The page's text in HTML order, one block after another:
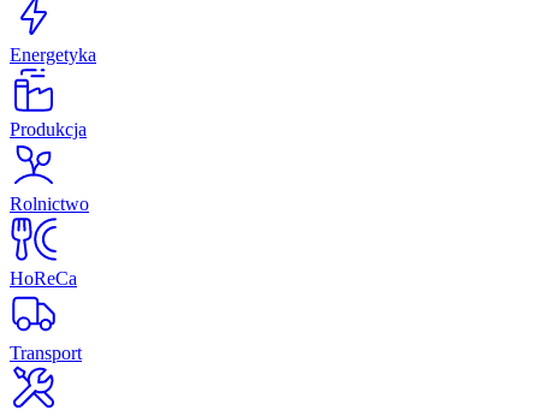
Energetyka
Produkcja
Rolnictwo
HoReCa
Transport